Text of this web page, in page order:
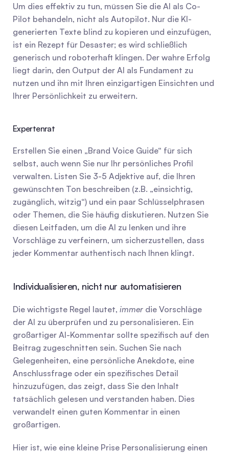
Um dies effektiv zu tun, müssen Sie die AI als Co-
Pilot behandeln, nicht als Autopilot. Nur die KI-
generierten Texte blind zu kopieren und einzufügen,
ist ein Rezept für Desaster; es wird schließlich
generisch und roboterhaft klingen. Der wahre Erfolg
liegt darin, den Output der AI als Fundament zu
nutzen und ihn mit Ihren einzigartigen Einsichten und
Ihrer Persönlichkeit zu erweitern.
Expertenrat
Erstellen Sie einen „Brand Voice Guide“ für sich
selbst, auch wenn Sie nur Ihr persönliches Profil
verwalten. Listen Sie 3-5 Adjektive auf, die Ihren
gewünschten Ton beschreiben (z.B. „einsichtig,
zugänglich, witzig“) und ein paar Schlüsselphrasen
oder Themen, die Sie häufig diskutieren. Nutzen Sie
diesen Leitfaden, um die AI zu lenken und ihre
Vorschläge zu verfeinern, um sicherzustellen, dass
jeder Kommentar authentisch nach Ihnen klingt.
Individualisieren, nicht nur automatisieren
Die wichtigste Regel lautet, immer die Vorschläge
der AI zu überprüfen und zu personalisieren. Ein
großartiger AI-Kommentar sollte spezifisch auf den
Beitrag zugeschnitten sein. Suchen Sie nach
Gelegenheiten, eine persönliche Anekdote, eine
Anschlussfrage oder ein spezifisches Detail
hinzuzufügen, das zeigt, dass Sie den Inhalt
tatsächlich gelesen und verstanden haben. Dies
verwandelt einen guten Kommentar in einen
großartigen.
Hier ist, wie eine kleine Prise Personalisierung einen